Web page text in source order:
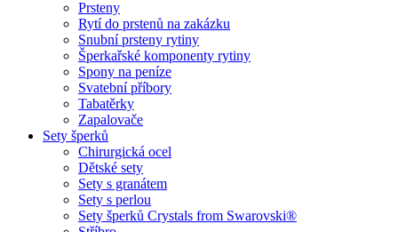
Prsteny
Rytí do prstenů na zakázku
Snubní prsteny rytiny
Šperkařské komponenty rytiny
Spony na peníze
Svatební příbory
Tabatěrky
Zapalovače
Sety šperků
Chirurgická ocel
Dětské sety
Sety s granátem
Sety s perlou
Sety šperků Crystals from Swarovski®